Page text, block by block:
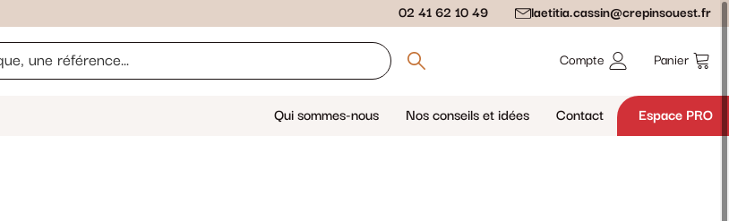
02 41 62 10 49 laetitia.cassin@crepinsouest.fr
Compte Panier
Qui sommes-nous Nos conseils et idées Contact Espace PRO